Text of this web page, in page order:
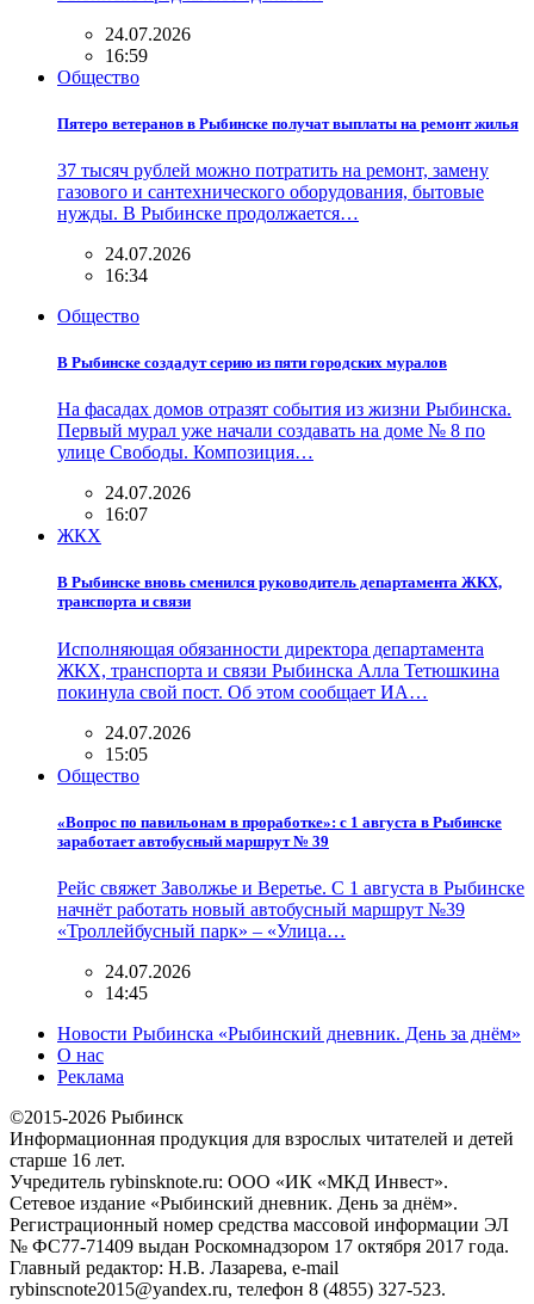
24.07.2026
16:59
Общество
Пятеро ветеранов в Рыбинске получат выплаты на ремонт жилья
37 тысяч рублей можно потратить на ремонт, замену
газового и сантехнического оборудования, бытовые
нужды. В Рыбинске продолжается…
24.07.2026
16:34
Общество
В Рыбинске создадут серию из пяти городских муралов
На фасадах домов отразят события из жизни Рыбинска.
Первый мурал уже начали создавать на доме № 8 по
улице Свободы. Композиция…
24.07.2026
16:07
ЖКХ
В Рыбинске вновь сменился руководитель департамента ЖКХ,
транспорта и связи
Исполняющая обязанности директора департамента
ЖКХ, транспорта и связи Рыбинска Алла Тетюшкина
покинула свой пост. Об этом сообщает ИА…
24.07.2026
15:05
Общество
«Вопрос по павильонам в проработке»: с 1 августа в Рыбинске
заработает автобусный маршрут № 39
Рейс свяжет Заволжье и Веретье. С 1 августа в Рыбинске
начнёт работать новый автобусный маршрут №39
«Троллейбусный парк» – «Улица…
24.07.2026
14:45
Новости Рыбинска «Рыбинский дневник. День за днём»
О нас
Реклама
©2015-2026 Рыбинск
Информационная продукция для взрослых читателей и детей
старше 16 лет.
Учредитель rybinsknote.ru: ООО «ИК «МКД Инвест».
Сетевое издание «Рыбинский дневник. День за днём».
Регистрационный номер средства массовой информации ЭЛ
№ ФС77-71409 выдан Роскомнадзором 17 октября 2017 года.
Главный редактор: Н.В. Лазарева, e-mail
rybinscnote2015@yandex.ru, телефон 8 (4855) 327-523.